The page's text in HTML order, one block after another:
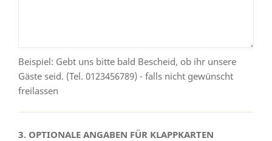
Beispiel: Gebt uns bitte bald Bescheid, ob ihr unsere
Gäste seid. (Tel. 0123456789) - falls nicht gewünscht
freilassen
3. OPTIONALE ANGABEN FÜR KLAPPKARTEN